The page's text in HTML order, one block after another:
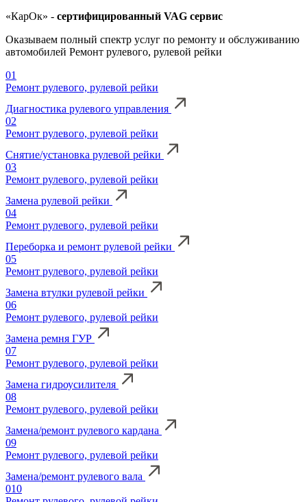
«КарОк» - сертифицированный VAG сервис
Оказываем полный спектр услуг по ремонту и обслуживанию
автомобилей Ремонт рулевого, рулевой рейки
01
Ремонт рулевого, рулевой рейки
Диагностика рулевого управления
02
Ремонт рулевого, рулевой рейки
Снятие/установка рулевой рейки
03
Ремонт рулевого, рулевой рейки
Замена рулевой рейки
04
Ремонт рулевого, рулевой рейки
Переборка и ремонт рулевой рейки
05
Ремонт рулевого, рулевой рейки
Замена втулки рулевой рейки
06
Ремонт рулевого, рулевой рейки
Замена ремня ГУР
07
Ремонт рулевого, рулевой рейки
Замена гидроусилителя
08
Ремонт рулевого, рулевой рейки
Замена/ремонт рулевого кардана
09
Ремонт рулевого, рулевой рейки
Замена/ремонт рулевого вала
010